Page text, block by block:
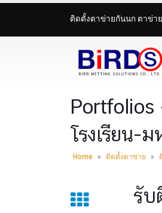
ติดตั้งตาข่ายกันนก ตาข่า
Portfolios
โรงเรียน-
Home » ติดตั้งตาข่าย »
รับ